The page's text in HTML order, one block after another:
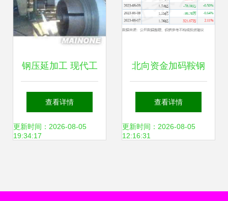
钢压延加工 现代工
业的基石与演进
查看详情
更新时间：2026-08-05
19:34:17
北向资金加码鞍钢
股份 钢压延加工龙
头迎来新催化剂
查看详情
更新时间：2026-08-05
12:16:31